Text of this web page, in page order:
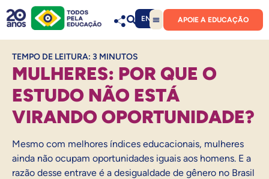
EN APOIE A EDUCAÇÃO
TEMPO DE LEITURA: 3 MINUTOS
MULHERES: POR QUE O
ESTUDO NÃO ESTÁ
VIRANDO OPORTUNIDADE?
Mesmo com melhores índices educacionais, mulheres
ainda não ocupam oportunidades iguais aos homens. E a
razão desse entrave é a desigualdade de gênero no Brasil